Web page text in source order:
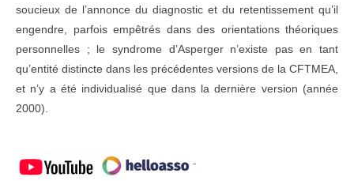
soucieux de l’annonce du diagnostic et du retentissement qu’il
engendre, parfois empêtrés dans des orientations théoriques
personnelles ; le syndrome d’Asperger n’existe pas en tant
qu’entité distincte dans les précédentes versions de la CFTMEA,
et n’y a été individualisé que dans la dernière version (année
2000).
-